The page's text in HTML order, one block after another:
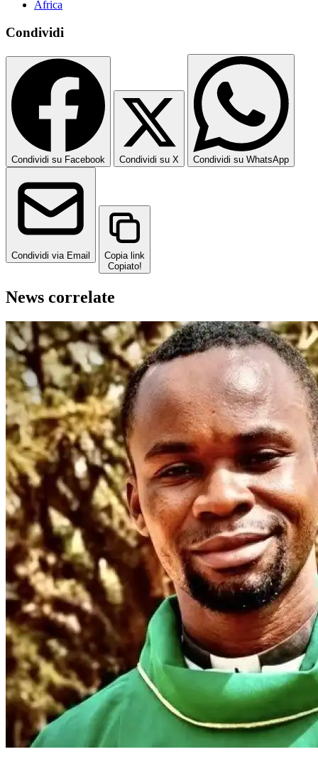
Africa
Condividi
Condividi su Facebook Condividi su X Condividi su WhatsApp
Condividi via Email
Copia link
Copiato!
News correlate